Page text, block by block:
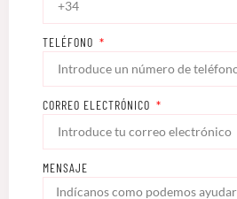
TELÉFONO
CORREO ELECTRÓNICO
MENSAJE